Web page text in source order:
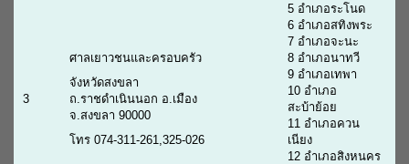
3
ศาลเยาวชนและครอบครัว
จังหวัดสงขลา
ถ.ราชดำเนินนอก อ.เมือง
จ.สงขลา 90000
โทร 074-311-261,325-026
5 อำเภอระโนด
6 อำเภอสทิงพระ
7 อำเภอจะนะ
8 อำเภอนาทวี
9 อำเภอเทพา
10 อำเภอ
สะบ้าย้อย
11 อำเภอควน
เนียง
12 อำเภอสิงหนคร